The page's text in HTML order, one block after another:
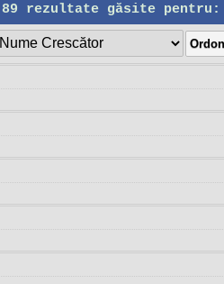
89 rezultate găsite